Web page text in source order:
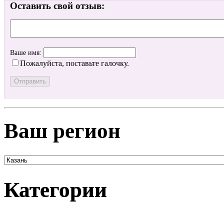
Оставить свой отзыв:
Ваше имя:
Пожалуйста, поставьте галочку.
Ваш регион
Категории